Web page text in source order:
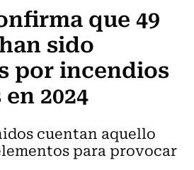
que 49
sido
por incendios
2024
cuentan aquello
para provocar